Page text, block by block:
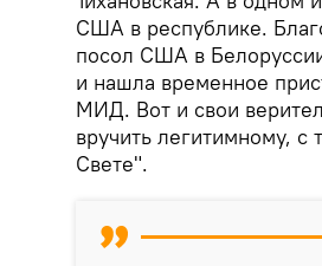
США в республике.
посол США в
и нашла временное
МИД. Вот и свои
вручить легитимному, с
Свете".